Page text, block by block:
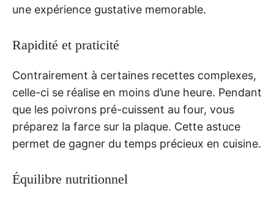
une expérience gustative memorable.
Rapidité et praticité
Contrairement à certaines recettes complexes,
celle-ci se réalise en moins d’une heure. Pendant
que les poivrons pré-cuissent au four, vous
préparez la farce sur la plaque. Cette astuce
permet de gagner du temps précieux en cuisine.
Équilibre nutritionnel